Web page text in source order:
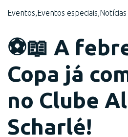
Eventos,Eventos especiais,Notícias
⚽📖 A
Copa já
no Clube
Scharlé!